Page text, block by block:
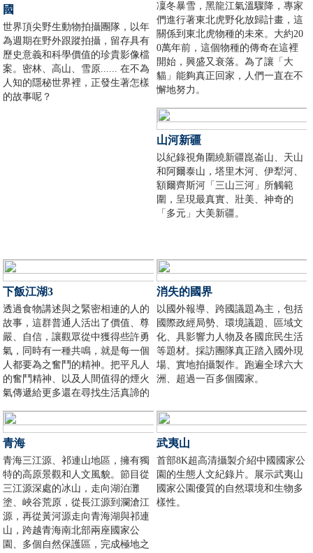
國
世界頂尖野生動物拍攝團隊，以年
為週期在野外跟蹤拍攝，留存具有
歷史意義和科學價值的珍貴影像檔
案。密林、高山、雪原...... 在不為
人知的隱秘世界裡，正發生著怎樣
的故事呢？
凜冬暴雪，黑龍江氣溫驟降，專家
們進行著東北虎野化放歸計畫，這
關係到東北虎物種的未來。大約20
0萬年前，這個物種的傳奇在這裡
開始，興盛又衰落。為了讓「大
貓」能夠真正回家，人們一直在不
懈地努力。
山河新疆
以紀錄視角圍繞新疆崑崙山、天山
和阿爾泰山，塔里木河、伊犁河、
額爾齊斯河「三山三河」所觸範
圍，呈現最真實、壯美、神奇的
「多元」大美新疆。
下飯江湖3
透過食物講述與之緊密相連的人的
故事，這群普通人活出了價值、尊
嚴、自信，讓觀眾從中獲得些許勇
氣，同時有一種共鳴，就是每一個
人都要為之奮鬥的精神。把平凡人
的奮鬥精神、以及人間值得的煙火
氣傳遞給更多還在尋找生活真諦的
消失的國界
以國外報導、跨國議題為主，包括
國際政經局勢、環境議題、區域文
化、具影響力人物及各國庶民生活
等題材。採訪團隊真正踏入國外現
場、實地拍攝製作。跑遍全球六大
洲、超過一百多個國家。
青海
青海三江源、祁連山地區，擁有獨
特的高原景觀和人文風貌。節目從
三江源深處的冰山，走向湖泊灘
塗、峽谷荒原，從長江源到瀾滄江
源，再從黃河源走向青海湖與祁連
山，跨越青海南北部兩座國家公
園、多個自然保護區，完成極地之
武夷山
首部8K超高清攝製介紹中國國家公
園的生態人文紀錄片。展示武夷山
國家公園優質的自然環境和生物多
樣性。